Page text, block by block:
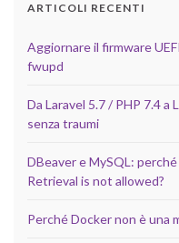
ARTICOLI RECENTI
Aggiornare il firmware
fwupd
Da Laravel 5.7 / PHP 7.4 a
senza traumi
DBeaver e MySQL:
Retrieval is not allowed?
Perché Docker non è una